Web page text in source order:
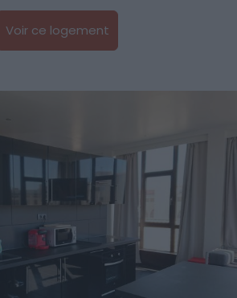
Voir ce logement